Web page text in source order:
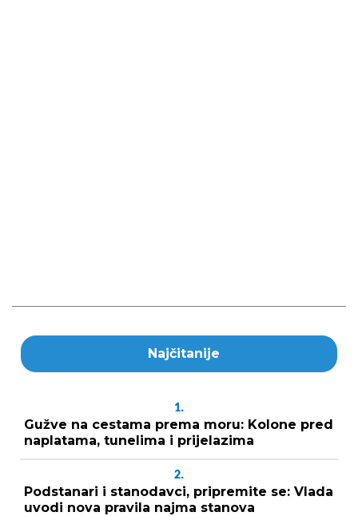
Najčitanije
1.
Gužve na cestama prema moru: Kolone pred
naplatama, tunelima i prijelazima
2.
Podstanari i stanodavci, pripremite se: Vlada
uvodi nova pravila najma stanova